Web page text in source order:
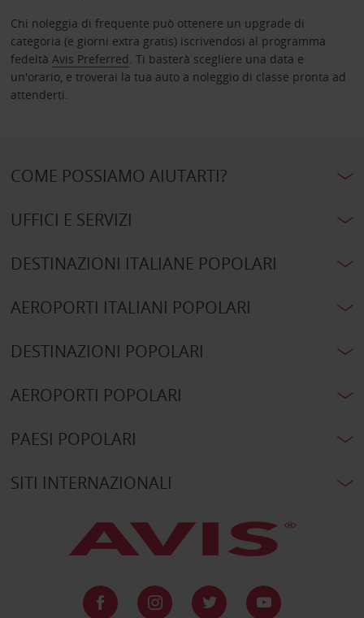
Chi noleggia di frequente può ottenere un upgrade di
categoria (e giorni extra gratis) iscrivendosi al programma
fedeltà Avis Preferred. Ti basterà scegliere una data e
un'orario, e troverai la tua auto a noleggio di classe pronta ad
attenderti.
COME POSSIAMO AIUTARTI?
UFFICI E SERVIZI
DESTINAZIONI ITALIANE POPOLARI
AEROPORTI ITALIANI POPOLARI
DESTINAZIONI POPOLARI
AEROPORTI POPOLARI
PAESI POPOLARI
SITI INTERNAZIONALI